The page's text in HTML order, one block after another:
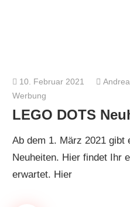
10. Februar 2021
Werbung
LEGO DOTS
Ab dem 1. März 2021 gibt
Neuheiten. Hier findet Ihr
erwartet. Hier